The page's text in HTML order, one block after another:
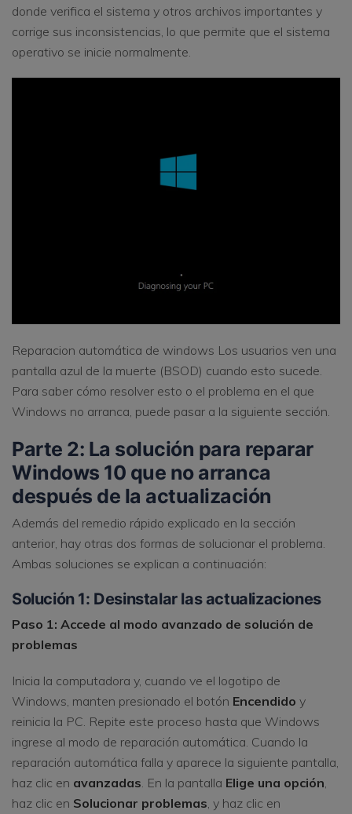
donde verifica el sistema y otros archivos importantes y
corrige sus inconsistencias, lo que permite que el sistema
operativo se inicie normalmente.
Reparacion automática de windows Los usuarios ven una
pantalla azul de la muerte (BSOD) cuando esto sucede.
Para saber cómo resolver esto o el problema en el que
Windows no arranca, puede pasar a la siguiente sección.
Parte 2: La solución para reparar
Windows 10 que no arranca
después de la actualización
Además del remedio rápido explicado en la sección
anterior, hay otras dos formas de solucionar el problema.
Ambas soluciones se explican a continuación:
Solución 1: Desinstalar las actualizaciones
Paso 1: Accede al modo avanzado de solución de
problemas
Inicia la computadora y, cuando ve el logotipo de
Windows, manten presionado el botón Encendido y
reinicia la PC. Repite este proceso hasta que Windows
ingrese al modo de reparación automática. Cuando la
reparación automática falla y aparece la siguiente pantalla,
haz clic en avanzadas . En la pantalla Elige una opción
haz clic en Solucionar problemas , y haz clic en